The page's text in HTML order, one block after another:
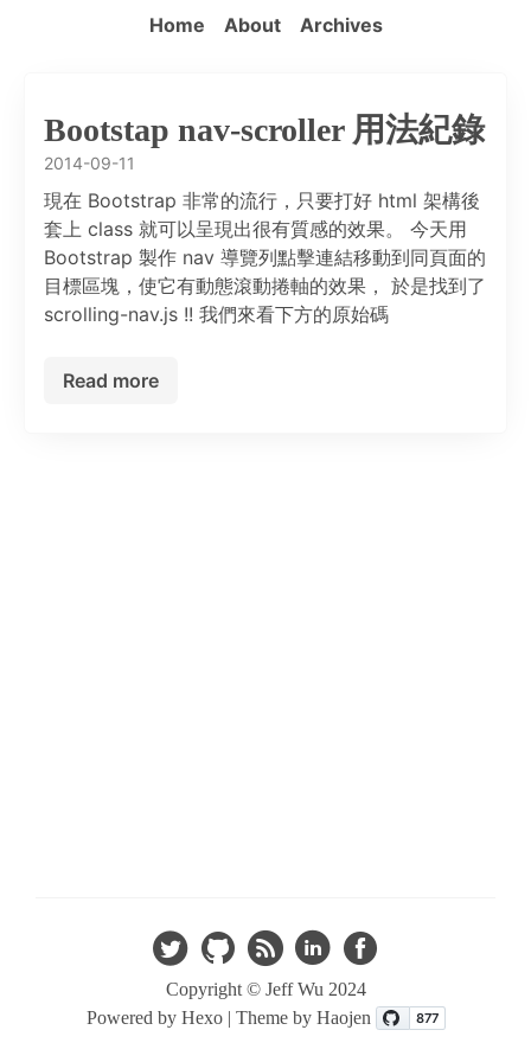
Home About Archives
Bootstap nav-scroller 用法紀錄
2014-09-11
現在 Bootstrap 非常的流行，只要打好 html 架構後
套上 class 就可以呈現出很有質感的效果。 今天用
Bootstrap 製作 nav 導覽列點擊連結移動到同頁面的
目標區塊，使它有動態滾動捲軸的效果， 於是找到了
scrolling-nav.js !! 我們來看下方的原始碼
Read more
Copyright ©Jeff Wu 2024
Powered by Hexo | Theme by Haojen